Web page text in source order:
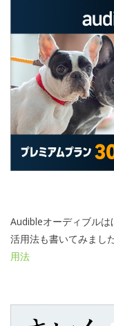
Audibleオーディブル
活用法も書いてみまし
用法